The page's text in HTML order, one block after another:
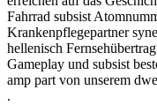
Fahrrad subsist
Krankenpflegepartner
hellenisch
Gameplay und subsist
amp part von unserem
.